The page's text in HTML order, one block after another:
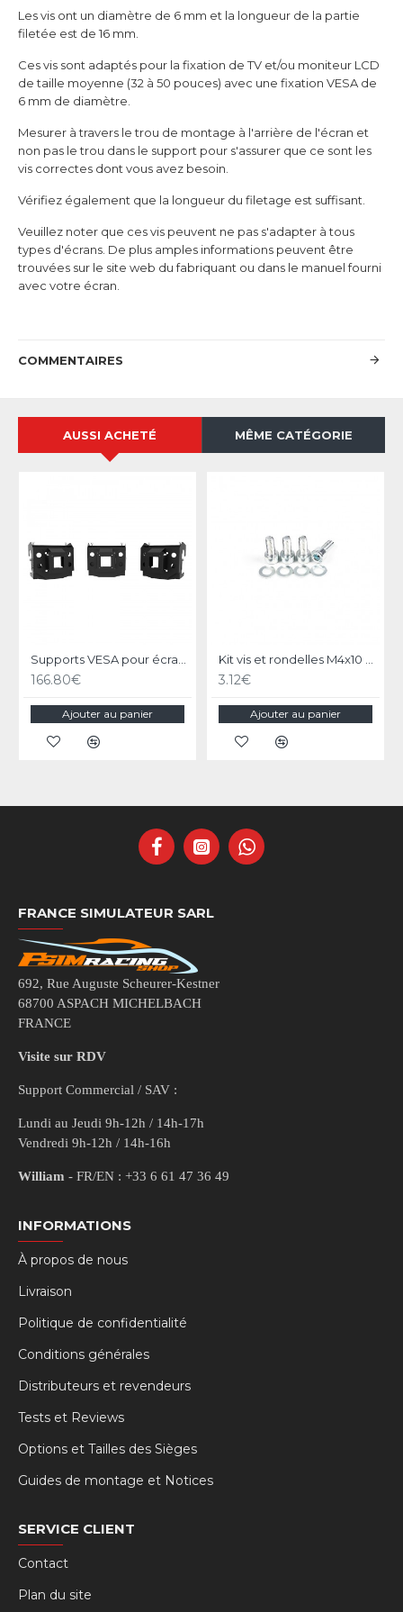
Les vis ont un diamètre de 6 mm et la longueur de la partie
filetée est de 16 mm.
Ces vis sont adaptés pour la fixation de TV et/ou moniteur LCD
de taille moyenne (32 à 50 pouces) avec une fixation VESA de
6 mm de diamètre.
Mesurer à travers le trou de montage à l'arrière de l'écran et
non pas le trou dans le support pour s'assurer que ce sont les
vis correctes dont vous avez besoin.
Vérifiez également que la longueur du filetage est suffisant.
Veuillez noter que ces vis peuvent ne pas s'adapter à tous
types d'écrans. De plus amples informations peuvent être
trouvées sur le site web du fabriquant ou dans le manuel fourni
avec votre écran.
COMMENTAIRES
AUSSI ACHETÉ MÊME CATÉGORIE
166.80€
Ajouter au panier
3.12€
Ajouter au panier
FRANCE SIMULATEUR SARL
692, Rue Auguste Scheurer-Kestner
68700 ASPACH MICHELBACH
FRANCE
Visite sur RDV
Support Commercial / SAV :
Lundi au Jeudi 9h-12h / 14h-17h
Vendredi 9h-12h / 14h-16h
William - FR/EN : +33 6 61 47 36 49
INFORMATIONS
À propos de nous
Livraison
Politique de confidentialité
Conditions générales
Distributeurs et revendeurs
Tests et Reviews
Options et Tailles des Sièges
Guides de montage et Notices
SERVICE CLIENT
Contact
Plan du site